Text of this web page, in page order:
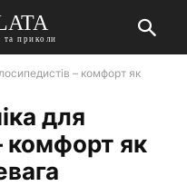
та приколи
– комфорт як
для
комфорт як